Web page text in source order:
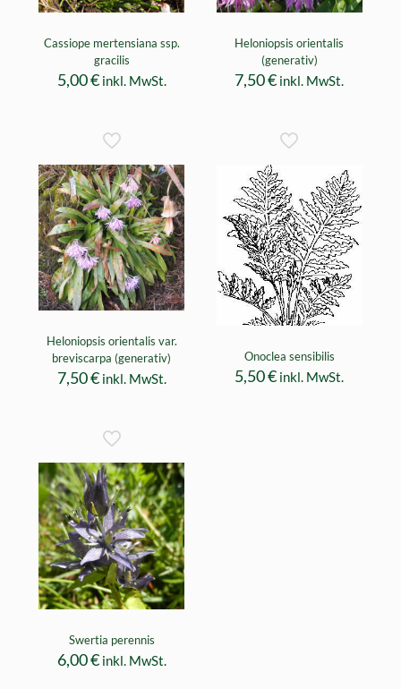
Cassiope mertensiana ssp.
gracilis
5,00€ inkl. MwSt.
Heloniopsis orientalis
(generativ)
7,50€ inkl. MwSt.
Heloniopsis orientalis var.
breviscarpa (generativ)
7,50€ inkl. MwSt.
Onoclea sensibilis
5,50€ inkl. MwSt.
Swertia perennis
6,00€ inkl. MwSt.